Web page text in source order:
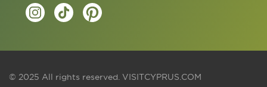
© 2025 All rights reserved. VISITCYPRUS.COM